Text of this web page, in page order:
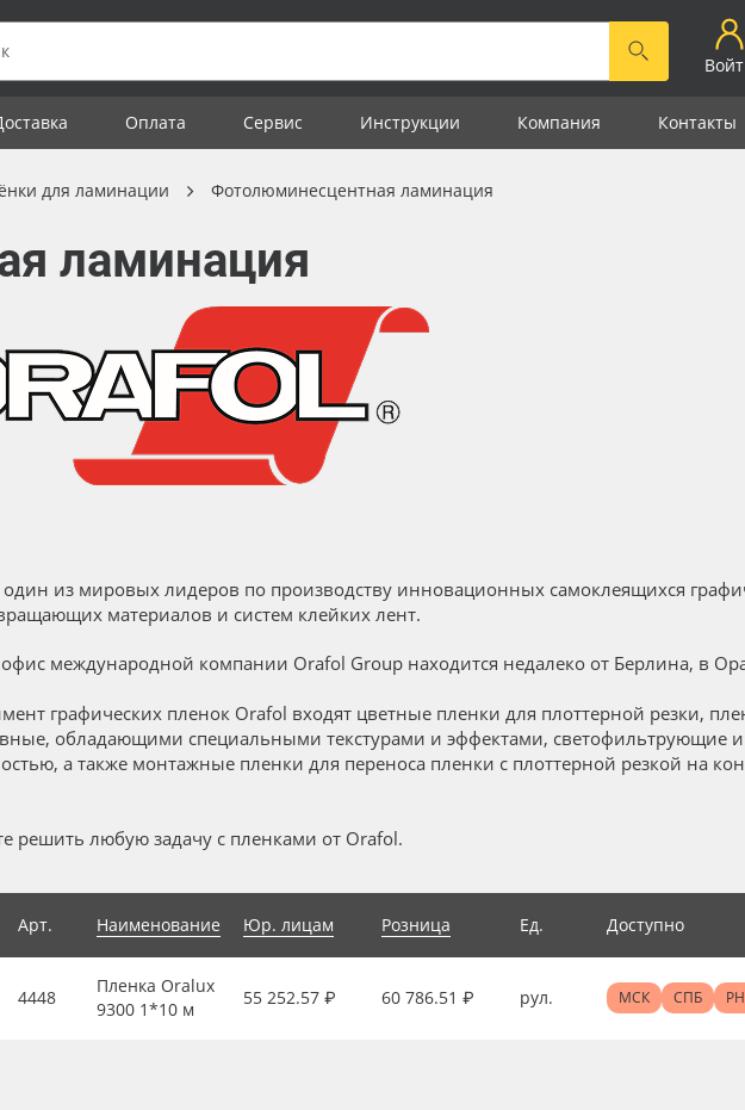
Оплата Сервис Инструкции Компания Контакты
для ламинации Фотолюминесцентная ламинация
ламинация
один из мировых лидеров по производству инновационных самоклеящихся
материалов и систем клейких лент.
международной компании Orafol Group находится недалеко от Берлина, в
графических пленок Orafol входят цветные пленки для плоттерной резки,
обладающими специальными текстурами и эффектами, светофильтрующие
а также монтажные пленки для переноса пленки с плоттерной резкой на
решить любую задачу с пленками от Orafol.
Арт. Наименование Юр. лицам Розница Ед. Доступно
4448
Пленка Oralux
9300 1*10 м
55 252.57 ₽ 60 786.51 ₽ рул. МСК СПБ